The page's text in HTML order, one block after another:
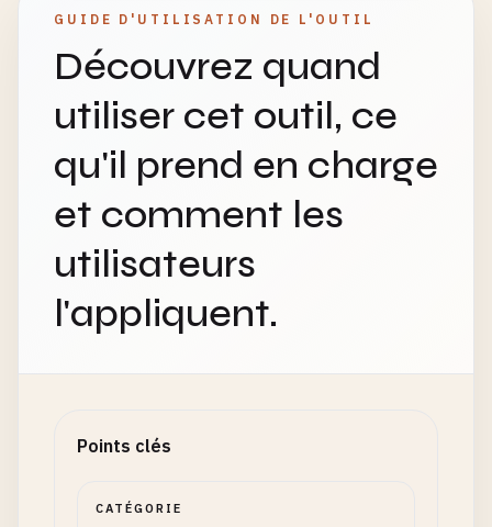
GUIDE D'UTILISATION DE L'OUTIL
Découvrez quand
utiliser cet outil, ce
qu'il prend en charge
et comment les
utilisateurs
l'appliquent.
Points clés
CATÉGORIE